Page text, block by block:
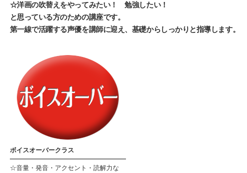
☆洋画の吹替えをやってみたい！ 勉強したい！
と思っている方のための講座です。
第一線で活躍する声優を講師に迎え、基礎からしっかりと指導します。
ボイスオーバークラス
☆音量・発音・アクセント・読解力な